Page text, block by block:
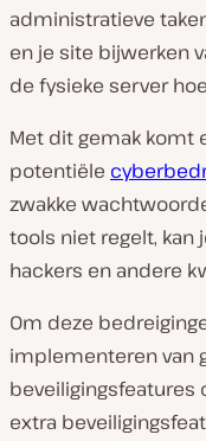
administratieve
en je site bijwerken
de fysieke server
Met dit gemak komt
potentiële
zwakke
tools niet regelt, kan
hackers en andere
Om deze
implementeren van
beveiligingsfeatures
extra